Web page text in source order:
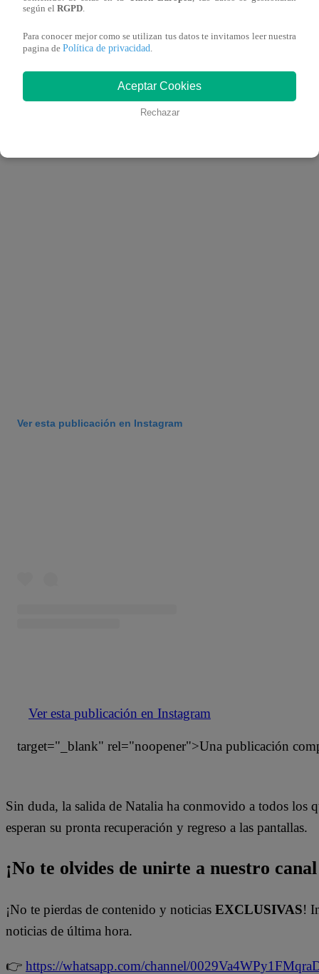
data-instgrm-version="14">
Ver esta publicación en Instagram
Ver esta publicación en Instagram
target="_blank" rel="noopener">Una publicación
Sin duda, la salida de Natalia ha conmovido a todos los
esperan su pronta recuperación y regreso a las pantallas.
¡No te olvides de unirte a nuestro
¡No te pierdas de contenido y noticias EXCLUSIVAS!
noticias de última hora.
👉 https://whatsapp.com/channel/
según el RGPD
Para conocer mejor como se utilizan tus datos te invitamos leer nuestra
pagina de Política de privacidad
Aceptar Cookies
Rechazar